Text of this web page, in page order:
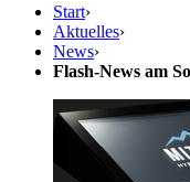
Start›
Aktuelles›
News›
Flash-News am